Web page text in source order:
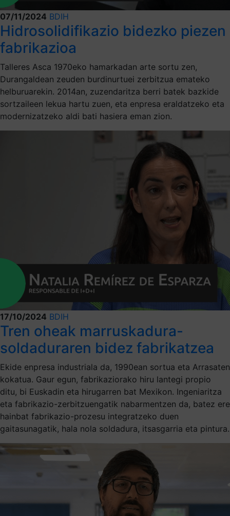
07/11/2024 BDIH
Hidrosolidifikazio bidezko piezen
fabrikazioa
Talleres Asca 1970eko hamarkadan arte sortu zen,
Durangaldean zeuden burdinurtuei zerbitzua emateko
helburuarekin. 2014an, zuzendaritza berri batek bazkide
sortzaileen lekua hartu zuen, eta enpresa eraldatzeko eta
modernizatzeko aldi bati hasiera eman zion.
17/10/2024 BDIH
Tren oheak marruskadura-
soldaduraren bidez fabrikatzea
Ekide enpresa industriala da, 1990ean sortua eta Arrasaten
kokatua. Gaur egun, fabrikaziorako hiru lantegi propio
ditu, bi Euskadin eta hirugarren bat Mexikon. Ingeniaritza
eta fabrikazio-zerbitzuengatik nabarmentzen da, batez ere
hainbat fabrikazio-prozesu integratzeko duen
gaitasunagatik, hala nola soldadura, itsasgarria eta pintura.